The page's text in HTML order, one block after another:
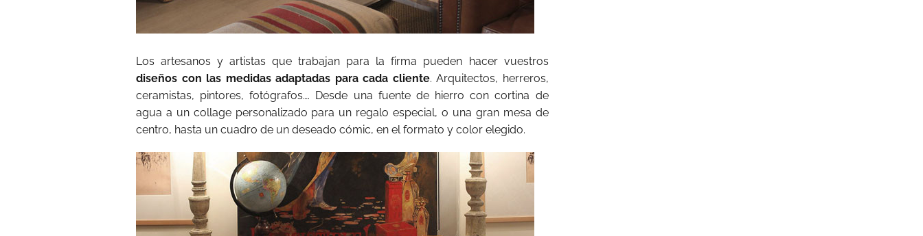
Los artesanos y artistas que trabajan para la firma pueden hacer vuestros
diseños con las medidas adaptadas para cada cliente. Arquitectos, herreros,
ceramistas, pintores, fotógrafos…. Desde una fuente de hierro con cortina de
agua a un collage personalizado para un regalo especial, o una gran mesa de
centro, hasta un cuadro de un deseado cómic, en el formato y color elegido.